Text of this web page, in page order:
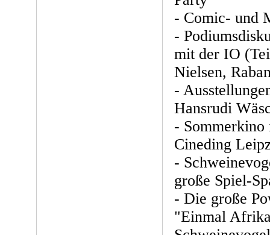
- Comic- und
-
mit der IO
Nielsen,
-
Hansrudi
- Sommerkino
Cineding
-
große Spiel-
- Die große
"Einmal